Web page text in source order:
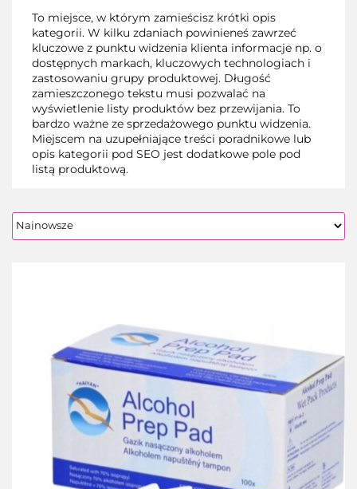
To miejsce, w którym zamieścisz krótki opis
kategorii. W kilku zdaniach powinieneś zawrzeć
kluczowe z punktu widzenia klienta informacje np. o
dostępnych markach, kluczowych technologiach i
zastosowaniu grupy produktowej. Długość
zamieszczonego tekstu musi pozwalać na
wyświetlenie listy produktów bez przewijania. To
bardzo ważne ze sprzedażowego punktu widzenia.
Miejscem na uzupełniające treści poradnikowe lub
opis kategorii pod SEO jest dodatkowe pole pod
listą produktową.